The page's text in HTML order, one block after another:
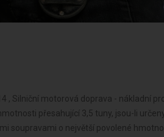
, Silniční motorová doprava - nákladní
přesahující 3,5 tuny, jsou-li
soupravami o největší povolené